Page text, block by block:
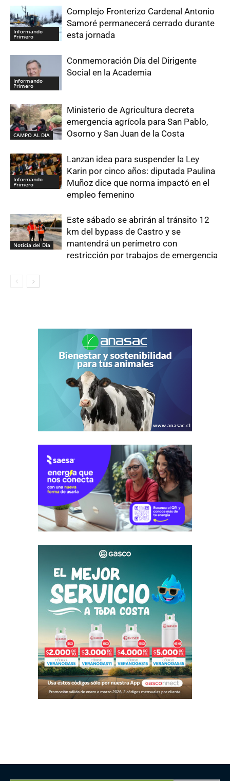
Informando
Primero
Complejo Fronterizo Cardenal Antonio
Samoré permanecerá cerrado durante
esta jornada
Informando
Primero
Conmemoración Día del Dirigente
Social en la Academia
CAMPO AL DIA
Ministerio de Agricultura decreta
emergencia agrícola para San Pablo,
Osorno y San Juan de la Costa
Informando
Primero
Lanzan idea para suspender la Ley
Karin por cinco años: diputada Paulina
Muñoz dice que norma impactó en el
empleo femenino
Noticia del Día
Este sábado se abrirán al tránsito 12
km del bypass de Castro y se
mantendrá un perímetro con
restricción por trabajos de emergencia